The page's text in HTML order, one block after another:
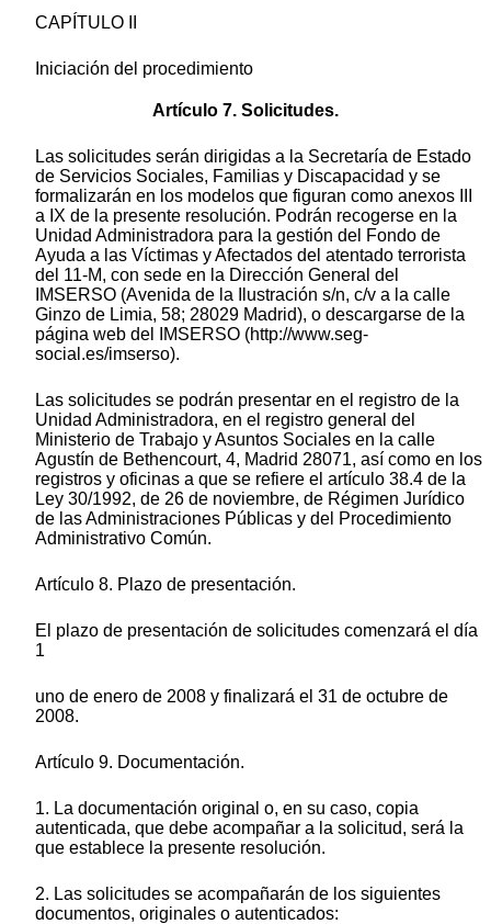
CAPÍTULO II
Iniciación del procedimiento
Artículo 7. Solicitudes.
Las solicitudes serán dirigidas a la Secretaría de Estado
de Servicios Sociales, Familias y Discapacidad y se
formalizarán en los modelos que figuran como anexos III
a IX de la presente resolución. Podrán recogerse en la
Unidad Administradora para la gestión del Fondo de
Ayuda a las Víctimas y Afectados del atentado terrorista
del 11-M, con sede en la Dirección General del
IMSERSO (Avenida de la Ilustración s/n, c/v a la calle
Ginzo de Limia, 58; 28029 Madrid), o descargarse de la
página web del IMSERSO (http://www.seg-
social.es/imserso).
Las solicitudes se podrán presentar en el registro de la
Unidad Administradora, en el registro general del
Ministerio de Trabajo y Asuntos Sociales en la calle
Agustín de Bethencourt, 4, Madrid 28071, así como en los
registros y oficinas a que se refiere el artículo 38.4 de la
Ley 30/1992, de 26 de noviembre, de Régimen Jurídico
de las Administraciones Públicas y del Procedimiento
Administrativo Común.
Artículo 8. Plazo de presentación.
El plazo de presentación de solicitudes comenzará el día
1
uno de enero de 2008 y finalizará el 31 de octubre de
2008.
Artículo 9. Documentación.
1. La documentación original o, en su caso, copia
autenticada, que debe acompañar a la solicitud, será la
que establece la presente resolución.
2. Las solicitudes se acompañarán de los siguientes
documentos, originales o autenticados: